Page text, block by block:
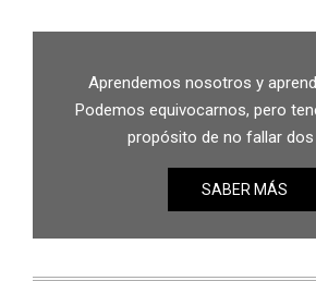
Aprendemos nosotros y
Podemos equivocarnos, pero
propósito de no fallar
SABER MÁS